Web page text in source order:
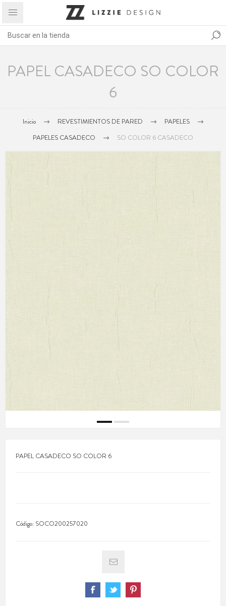
PAPEL CASADECO SO COLOR
6
Inicio REVESTIMIENTOS DE PARED
PAPELES
PAPELES CASADECO
SO COLOR 6 CASADECO
PAPEL CASADECO SO COLOR 6
Código: SOCO200257020